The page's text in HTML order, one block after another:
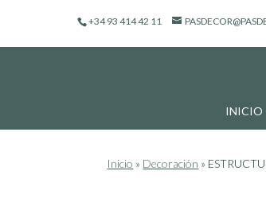
+34 93 414 42 11
INICIO
productos
Inicio » Decoración »